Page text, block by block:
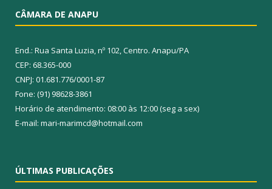
CÂMARA DE ANAPU
End.: Rua Santa Luzia, nº 102, Centro. Anapu/PA
CEP: 68.365-000
CNPJ: 01.681.776/0001-87
Fone: (91) 98628-3861
Horário de atendimento: 08:00 às 12:00 (seg a sex)
E-mail: mari-marimcd@hotmail.com
ÚLTIMAS PUBLICAÇÕES